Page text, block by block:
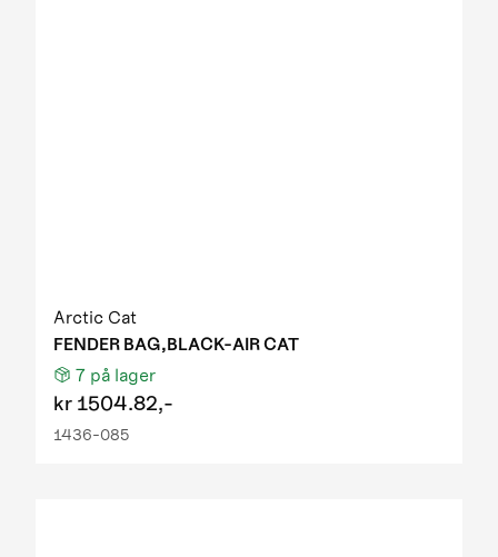
Arctic Cat
FENDER BAG,BLACK-AIR CAT
7 på lager
kr 1504.82,-
1436-085